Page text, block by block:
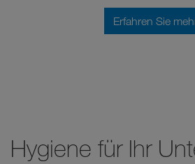
Erfahren Sie
Hygiene für Ihr